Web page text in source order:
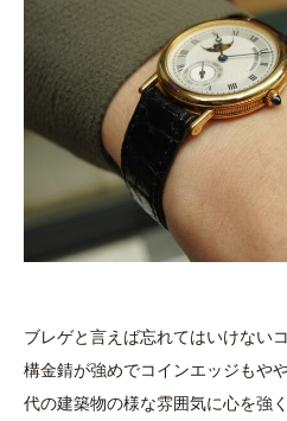
ブレゲと言えば忘れてはいけない
構金錆が強めでコインエッジもや
代の建築物の様な雰囲気に心を強